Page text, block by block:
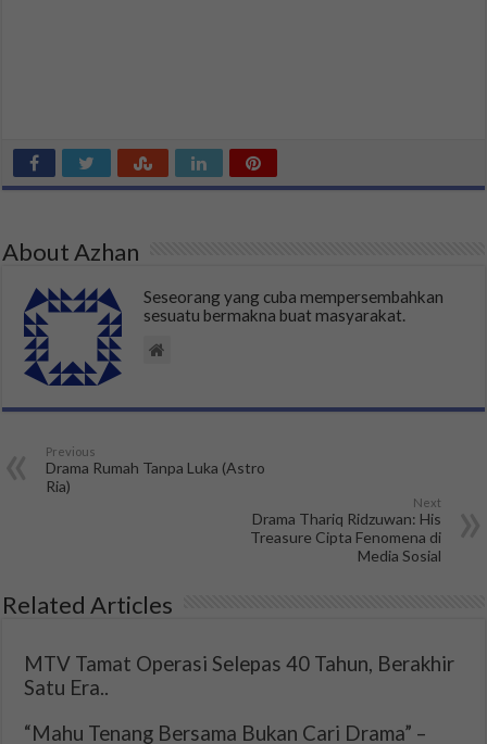
About Azhan
Seseorang yang cuba mempersembahkan
sesuatu bermakna buat masyarakat.
Previous
Drama Rumah Tanpa Luka (Astro
Ria)
Next
Drama Thariq Ridzuwan: His
Treasure Cipta Fenomena di
Media Sosial
Related Articles
MTV Tamat Operasi Selepas 40 Tahun, Berakhir
Satu Era..
“Mahu Tenang Bersama Bukan Cari Drama” –